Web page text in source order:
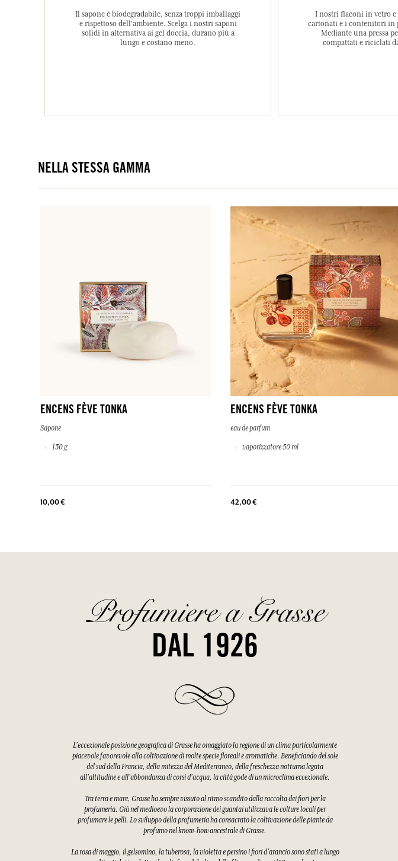
Il sapone è biodegradabile, senza troppi imballaggi
e rispettoso dell'ambiente. Scelga i nostri saponi
solidi in alternativa ai gel doccia, durano più a
lungo e costano meno.
I nostri flaconi in vetro
cartonati e i contenitori in
Mediante una pressa
compattati e riciclati
NELLA STESSA GAMMA
ENCENS FÈVE TONKA
Sapone
150 g
10,00 €
ENCENS FÈVE TONKA
eau de parfum
vaporizzatore 50 ml
42,00 €
Profumiere a Grasse
DAL 1926
L'eccezionale posizione geografica di Grasse ha omaggiato la regione di un clima particolarmente
piacevole favorevole alla coltivazione di molte specie floreali e aromatiche. Beneficiando del sole
del sud della Francia, della mitezza del Mediterraneo, della freschezza notturna legata
all'altitudine e all'abbondanza di corsi d'acqua, la città gode di un microclima eccezionale.
Tra terra e mare, Grasse ha sempre vissuto al ritmo scandito dalla raccolta dei fiori per la
profumeria. Già nel medioevo la corporazione dei guantai utilizzava le colture locali per
profumare le pelli. Lo sviluppo della profumeria ha consacrato la coltivazione delle piante da
profumo nel know-how ancestrale di Grasse.
La rosa di maggio, il gelsomino, la tuberosa, la violetta e persino i fiori d'arancio sono stati a lungo